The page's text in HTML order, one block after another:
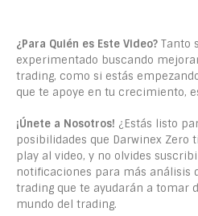
¿Para Quién es Este Video? Tanto
experimentado buscando
trading, como si estás
que te apoye en tu crecimiento,
¡Únete a Nosotros! ¿Estás listo
posibilidades que Darwinex Zero
play al video, y no olvides
notificaciones para más análisis
trading que te ayudarán a tomar
mundo del trading.